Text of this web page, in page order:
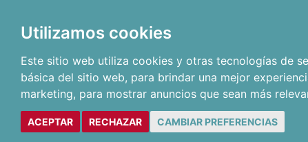
Utilizamos cookies
Este sitio web utiliza cookies y otras tecnologías de
básica del sitio web, para brindar una mejor
marketing, para mostrar anuncios que sean más
ACEPTAR RECHAZAR CAMBIAR PREFERENCIAS